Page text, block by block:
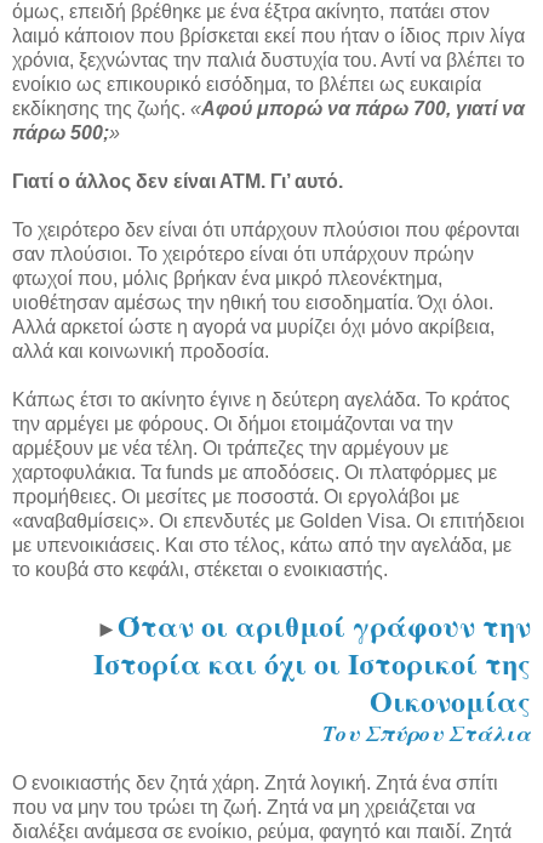
όμως, επειδή βρέθηκε με ένα έξτρα ακίνητο, πατάει στον
λαιμό κάποιον που βρίσκεται εκεί που ήταν ο ίδιος πριν λίγα
χρόνια, ξεχνώντας την παλιά δυστυχία του. Αντί να βλέπει το
ενοίκιο ως επικουρικό εισόδημα, το βλέπει ως ευκαιρία
εκδίκησης της ζωής. «Αφού μπορώ να πάρω 700, γιατί να
πάρω 500;»
Γιατί ο άλλος δεν είναι ΑΤΜ. Γι’ αυτό.
Το χειρότερο δεν είναι ότι υπάρχουν πλούσιοι που φέρονται
σαν πλούσιοι. Το χειρότερο είναι ότι υπάρχουν πρώην
φτωχοί που, μόλις βρήκαν ένα μικρό πλεονέκτημα,
υιοθέτησαν αμέσως την ηθική του εισοδηματία. Όχι όλοι.
Αλλά αρκετοί ώστε η αγορά να μυρίζει όχι μόνο ακρίβεια,
αλλά και κοινωνική προδοσία.
Κάπως έτσι το ακίνητο έγινε η δεύτερη αγελάδα. Το κράτος
την αρμέγει με φόρους. Οι δήμοι ετοιμάζονται να την
αρμέξουν με νέα τέλη. Οι τράπεζες την αρμέγουν με
χαρτοφυλάκια. Τα funds με αποδόσεις. Οι πλατφόρμες με
προμήθειες. Οι μεσίτες με ποσοστά. Οι εργολάβοι με
«αναβαθμίσεις». Οι επενδυτές με Golden Visa. Οι επιτήδειοι
με υπενοικιάσεις. Και στο τέλος, κάτω από την αγελάδα, με
το κουβά στο κεφάλι, στέκεται ο ενοικιαστής.
►Όταν οι αριθμοί γράφουν την
Ιστορία και όχι οι Ιστορικοί της
Οικονομίας
Του Σπύρου Στάλια
Ο ενοικιαστής δεν ζητά χάρη. Ζητά λογική. Ζητά ένα σπίτι
που να μην του τρώει τη ζωή. Ζητά να μη χρειάζεται να
διαλέξει ανάμεσα σε ενοίκιο, ρεύμα, φαγητό και παιδί. Ζητά